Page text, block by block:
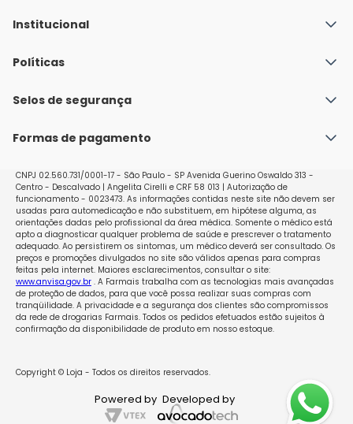
Institucional
Quem Somos
Nossas lojas
Políticas
Política de Envio
Políticas de Trocas e Devoluções
Selos de segurança
Formas de pagamento
CNPJ 02.560.731/0001-17 - São Paulo - SP Avenida Guerino Oswaldo 313 -
Centro - Descalvado | Angelita Cirelli e CRF 58 013 | Autorização de
funcionamento - 0023473. As informações contidas neste site não devem ser
usadas para automedicação e não substituem, em hipótese alguma, as
orientações dadas pelo profissional da área médica. Somente o médico está
apto a diagnosticar qualquer problema de saúde e prescrever o tratamento
adequado. Ao persistirem os sintomas, um médico deverá ser consultado. Os
preços e promoções divulgados no site são válidos apenas para compras
feitas pela internet. Maiores esclarecimentos, consultar o site:
www.anvisa.gov.br. A Farmais trabalha com as tecnologias mais avançadas
de proteção de dados, para que você possa realizar suas compras com
tranqüilidade. A privacidade e a segurança dos clientes são compromissos
da rede de drogarias Farmais. Todos os pedidos efetuados estão sujeitos à
confirmação da disponibilidade de produto em nosso estoque.
Copyright © Loja - Todos os direitos reservados.
Powered by Developed by